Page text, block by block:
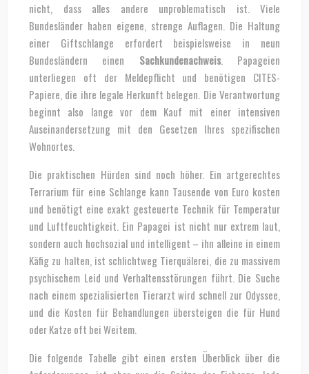
nicht, dass alles andere unproblematisch ist. Viele
Bundesländer haben eigene, strenge Auflagen. Die Haltung
einer Giftschlange erfordert beispielsweise in neun
Bundesländern einen Sachkundenachweis. Papageien
unterliegen oft der Meldepflicht und benötigen CITES-
Papiere, die ihre legale Herkunft belegen. Die Verantwortung
beginnt also lange vor dem Kauf mit einer intensiven
Auseinandersetzung mit den Gesetzen Ihres spezifischen
Wohnortes.
Die praktischen Hürden sind noch höher. Ein artgerechtes
Terrarium für eine Schlange kann Tausende von Euro kosten
und benötigt eine exakt gesteuerte Technik für Temperatur
und Luftfeuchtigkeit. Ein Papagei ist nicht nur extrem laut,
sondern auch hochsozial und intelligent – ihn alleine in einem
Käfig zu halten, ist schlichtweg Tierquälerei, die zu massivem
psychischem Leid und Verhaltensstörungen führt. Die Suche
nach einem spezialisierten Tierarzt wird schnell zur Odyssee,
und die Kosten für Behandlungen übersteigen die für Hund
oder Katze oft bei Weitem.
Die folgende Tabelle gibt einen ersten Überblick über die